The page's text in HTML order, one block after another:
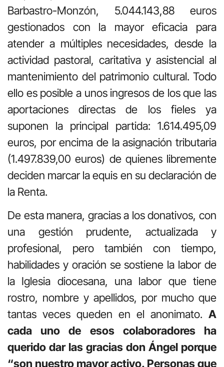
Barbastro-Monzón, 5.044.143,88 euros
gestionados con la mayor eficacia para
atender a múltiples necesidades, desde la
actividad pastoral, caritativa y asistencial al
mantenimiento del patrimonio cultural. Todo
ello es posible a unos ingresos de los que las
aportaciones directas de los fieles ya
suponen la principal partida: 1.614.495,09
euros, por encima de la asignación tributaria
(1.497.839,00 euros) de quienes libremente
deciden marcar la equis en su declaración de
la Renta.
De esta manera, gracias a los donativos, con
una gestión prudente, actualizada y
profesional, pero también con tiempo,
habilidades y oración se sostiene la labor de
la Iglesia diocesana, una labor que tiene
rostro, nombre y apellidos, por mucho que
tantas veces queden en el anonimato. A
cada uno de esos colaboradores ha
querido dar las gracias don Ángel porque
“son nuestro mayor activo. Personas que